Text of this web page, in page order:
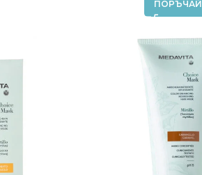
ПОРЪЧАЙ